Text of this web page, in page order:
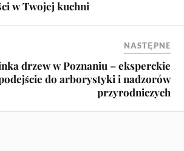
w Twojej kuchni
NASTĘPNE
drzew w Poznaniu – eksperckie
do arborystyki i nadzorów
przyrodniczych